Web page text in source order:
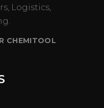
Logistics,
CHEMITOOL